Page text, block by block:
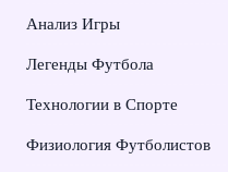
Анализ Игры
Легенды Футбола
Технологии в Спорте
Физиология Футболистов